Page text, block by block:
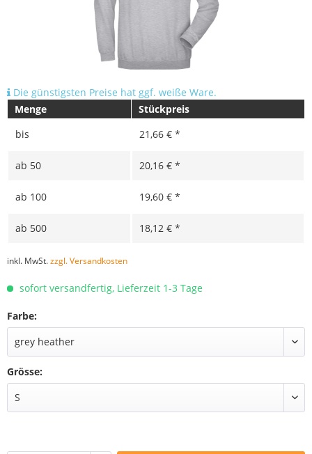
Die günstigsten Preise hat ggf. weiße Ware.
Menge
Stückpreis
bis
21,66 € *
ab 50 20,16 € *
ab 100 19,60 € *
ab 500 18,12 € *
inkl. MwSt.zzgl. Versandkosten
sofort versandfertig, Lieferzeit 1-3 Tage
Farbe:
Grösse: